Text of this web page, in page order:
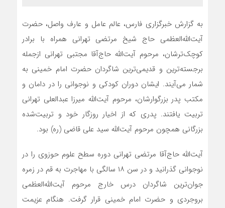
به گزارش خبرگزاری فارس، عالم عامل و عارف واصل، حضرت
آیت‌الله‌العظمی حاج شیخ مرتضی تهرانی همراه با برادر
کوچک‌ترشان، مرحوم آیت‌الله حاج‌آقا مجتبی تهرانی ازجمله
برجسته‌ترین و قدیمی‌ترین شاگردان حضرت امام خمینی به
شمار می‌آیند. ایشان دوران کودکی و نوجوانی را در دامان و
مکتب پدر بزرگوارشان، مرحوم آیت‌الله میرزا عبدالعلی تهرانی
تربیت یافتند. پدری که از اخیار روزگار خود و تربیت‌شده
بزرگانی همچون مرحوم آیت‌الله سید علی قاضی (ره) بود.
آیت‌الله حاج‌آقا مرتضی تهرانی دوره سطح علوم حوزوی را در
نوجوانی گذرانید و در سن ۱۸ سالگی با مهاجرت به قم در زمره
جوان‌ترین شاگردان درس خارج مرحوم آیت‌الله‌العظمی
بروجردی و حضرت امام خمینی قرار گرفت. هنگام عزیمت